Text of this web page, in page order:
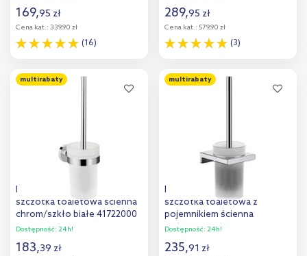
169,95 zł
Cena kat.: 339,90 zł
(16)
Dodaj do
porównania
289,95 zł
Cena kat.: 579,90 zł
(3)
Dodaj do
multirabaty
Hansgrohe Logis Universal
szczotka toaletowa ścienna
chrom/szkło białe 41722000
Dostępność: 24h!
183,39 zł
multirabaty
Hansgrohe AddStoris
szczotka toaletowa z
pojemnikiem ścienna
szkło/chrom 41752000
Dostępność: 24h!
235,91 zł